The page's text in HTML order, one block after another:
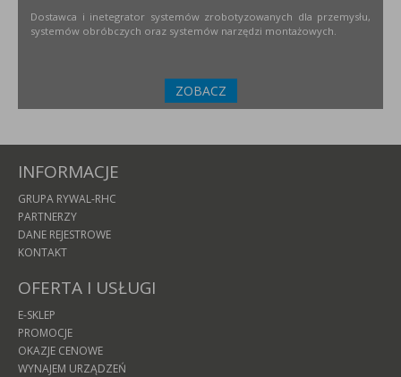
Dostawca i inetegrator systemów zrobotyzowanych dla przemysłu,
systemów obróbczych oraz systemów narzędzi montażowych.
ZOBACZ
INFORMACJE
GRUPA RYWAL-RHC
PARTNERZY
DANE REJESTROWE
KONTAKT
OFERTA I USŁUGI
E-SKLEP
PROMOCJE
OKAZJE CENOWE
WYNAJEM URZĄDZEŃ